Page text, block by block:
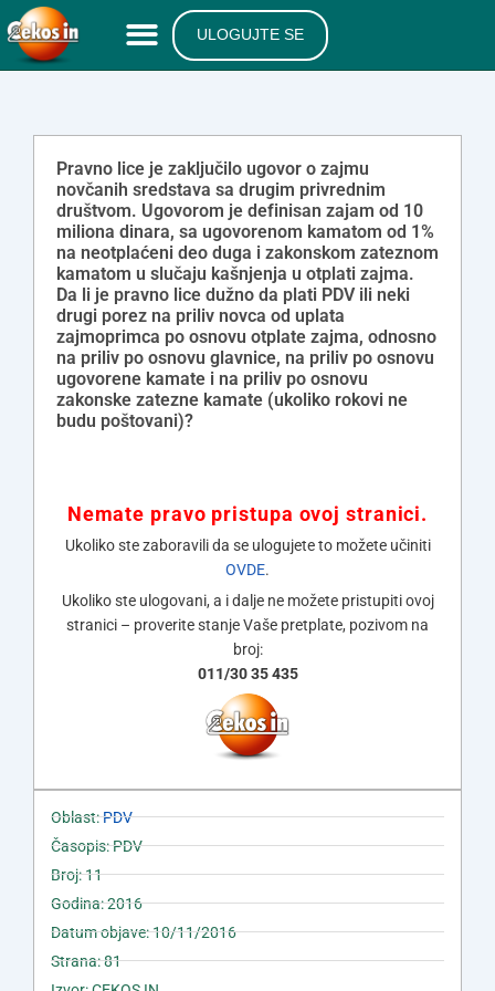
ULOGUJTE SE
Pravno lice je zaključilo ugovor o zajmu
novčanih sredstava sa drugim privrednim
društvom. Ugovorom je definisan zajam od 10
miliona dinara, sa ugovorenom kamatom od 1%
na neotplaćeni deo duga i zakonskom zateznom
kamatom u slučaju kašnjenja u otplati zajma.
Da li je pravno lice dužno da plati PDV ili neki
drugi porez na priliv novca od uplata
zajmoprimca po osnovu otplate zajma, odnosno
na priliv po osnovu glavnice, na priliv po osnovu
ugovorene kamate i na priliv po osnovu
zakonske zatezne kamate (ukoliko rokovi ne
budu poštovani)?
Nemate pravo pristupa ovoj stranici.
Ukoliko ste zaboravili da se ulogujete to možete učiniti
OVDE.
Ukoliko ste ulogovani, a i dalje ne možete pristupiti ovoj
stranici – proverite stanje Vaše pretplate, pozivom na
broj:
011/30 35 435
Oblast:PDV
Časopis: PDV
Broj: 11
Godina: 2016
Datum objave: 10/11/2016
Strana: 81